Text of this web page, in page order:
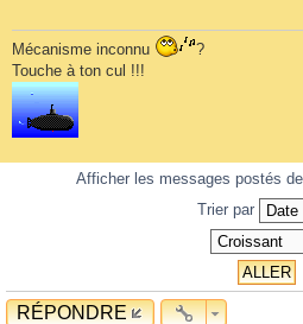
Mécanisme inconnu
?
Touche à ton cul !!!
Afficher les messages postés
Trier par
RÉPONDRE